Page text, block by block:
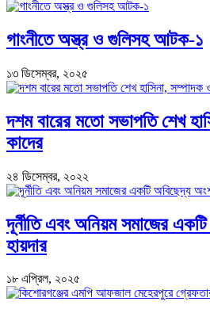
গাংনীতে অস্ত্র ও গুলিসহ আটক-১
১৩ ডিসেম্বর, ২০২৫
দশম বারের মতো সভাপতি শেখ
কাদের
২৪ ডিসেম্বর, ২০২২
দূর্নীতি এবং অনিয়ম সমাজের
হায়দার
১৮ এপ্রিল, ২০২৫